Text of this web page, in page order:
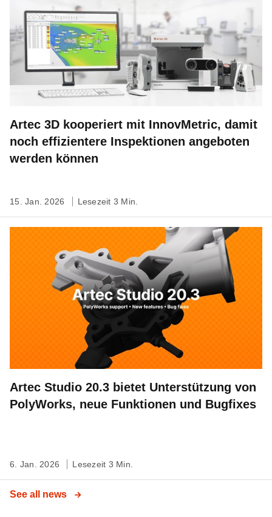
Artec 3D kooperiert mit InnovMetric, damit
noch effizientere Inspektionen angeboten
werden können
15. Jan. 2026 Lesezeit 3 Min.
Artec Studio 20.3 bietet Unterstützung von
PolyWorks, neue Funktionen und Bugfixes
6. Jan. 2026 Lesezeit 3 Min.
See all news